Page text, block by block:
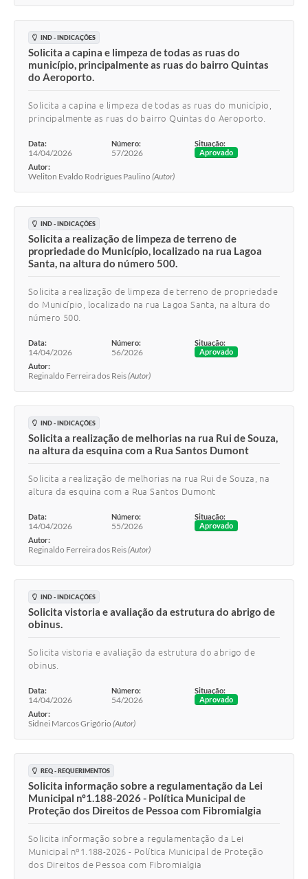
IND - INDICAÇÕES
Solicita a capina e limpeza de todas as ruas do
município, principalmente as ruas do bairro Quintas
do Aeroporto.
Solicita a capina e limpeza de todas as ruas do município,
principalmente as ruas do bairro Quintas do Aeroporto.
Data:
14/04/2026
Número:
57/2026
Situação:
Aprovado
Autor:
Weliton Evaldo Rodrigues Paulino (Autor)
IND - INDICAÇÕES
Solicita a realização de limpeza de terreno de
propriedade do Município, localizado na rua Lagoa
Santa, na altura do número 500.
Solicita a realização de limpeza de terreno de propriedade
do Município, localizado na rua Lagoa Santa, na altura do
número 500.
Data:
14/04/2026
Número:
56/2026
Situação:
Aprovado
Autor:
Reginaldo Ferreira dos Reis(Autor)
IND - INDICAÇÕES
Solicita a realização de melhorias na rua Rui de Souza,
na altura da esquina com a Rua Santos Dumont
Solicita a realização de melhorias na rua Rui de Souza, na
altura da esquina com a Rua Santos Dumont
Data:
14/04/2026
Número:
55/2026
Situação:
Aprovado
Autor:
Reginaldo Ferreira dos Reis(Autor)
IND - INDICAÇÕES
Solicita vistoria e avaliação da estrutura do abrigo de
obinus.
Solicita vistoria e avaliação da estrutura do abrigo de
obinus.
Data:
14/04/2026
Número:
54/2026
Situação:
Aprovado
Autor:
Sidnei Marcos Grigório (Autor)
REQ - REQUERIMENTOS
Solicita informação sobre a regulamentação da Lei
Municipal nº1.188-2026 - Política Municipal de
Proteção dos Direitos de Pessoa com Fibromialgia
Solicita informação sobre a regulamentação da Lei
Municipal nº1.188-2026 - Política Municipal de Proteção
dos Direitos de Pessoa com Fibromialgia